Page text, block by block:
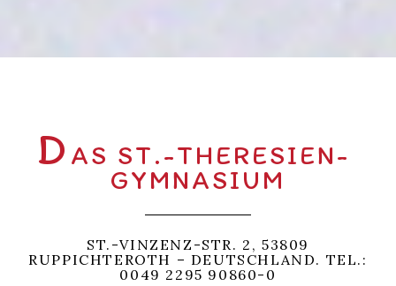
D AS ST.-THERESIEN-
GYMNASIUM
ST.-VINZENZ-STR. 2, 53809
RUPPICHTEROTH – DEUTSCHLAND. TEL.:
0049 2295 90860-0